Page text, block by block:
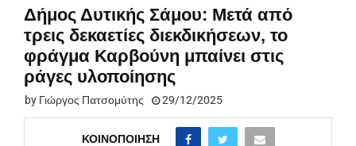
Δήμος Δυτικής Σάμου: Μετά από
τρεις δεκαετίες διεκδικήσεων, το
φράγμα Καρβούνη μπαίνει στις
ράγες υλοποίησης
by Γιώργος Πατσομύτης 29/12/2025
ΚΟΙΝΟΠΟΊΗΣΗ